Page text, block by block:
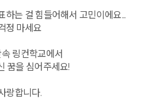
하는 걸 힘들어해서 고민이에요...
정 마세요
링컨학교에서
꿈을 심어주세요!
랑합니다.